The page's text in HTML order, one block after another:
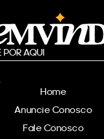
POR AQUI
Home
Anuncie Conosco
Fale Conosco